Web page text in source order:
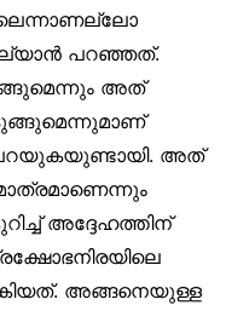
പറഞ്ഞത്.
അത്
പറയുകയുണ്ടായി. അത്
അദ്ദേഹത്തിന്
അങ്ങനെയുള്ള